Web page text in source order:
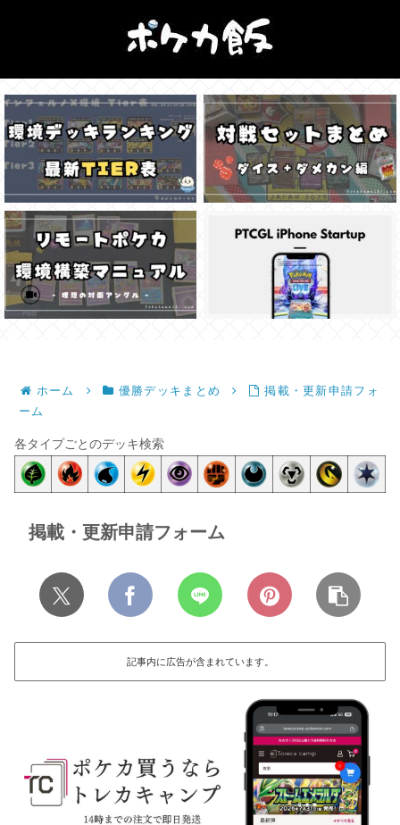
ホーム 優勝デッキまとめ
掲載・更新申請フォ
ーム
各タイプごとのデッキ検索
掲載・更新申請フォーム
記事内に広告が含まれています。